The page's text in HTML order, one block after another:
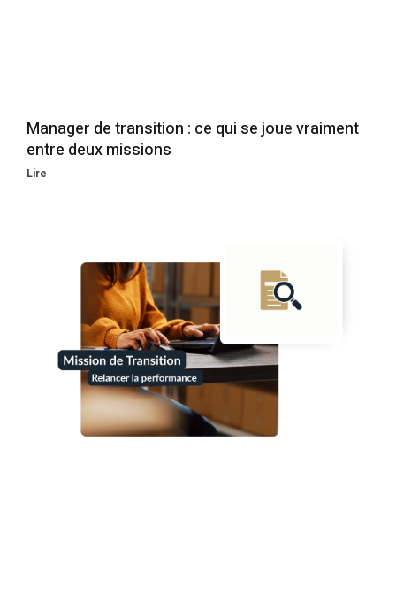
Manager de transition : ce qui se joue vraiment
entre deux missions
Lire